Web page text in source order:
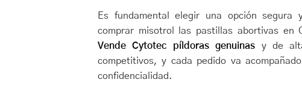
Es fundamental elegir una opción segura
comprar misotrol las pastillas abortivas en
Vende Cytotec píldoras genuinas y de
competitivos, y cada pedido va
confidencialidad.